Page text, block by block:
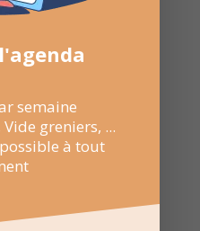
semaine
greniers, ...
à tout